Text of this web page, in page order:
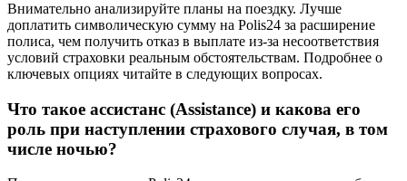
Внимательно анализируйте планы на поездку. Лучше
доплатить символическую сумму на Polis24 за расширение
полиса, чем получить отказ в выплате из-за несоответствия
условий страховки реальным обстоятельствам. Подробнее о
ключевых опциях читайте в следующих вопросах.
Что такое ассистанс (Assistance) и какова его
роль при наступлении страхового случая, в том
числе ночью?